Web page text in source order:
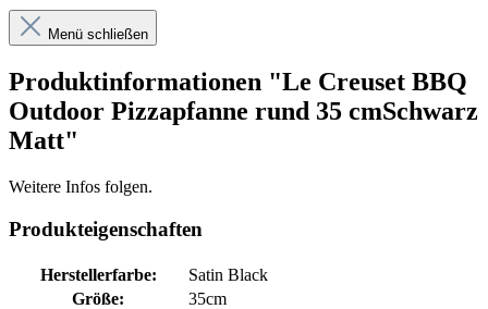
Menü schließen
Produktinformationen "Le Creuset BBQ
Outdoor Pizzapfanne rund 35 cmSchwarz
Matt"
Weitere Infos folgen.
Produkteigenschaften
Herstellerfarbe:
Satin Black
Größe:
35cm